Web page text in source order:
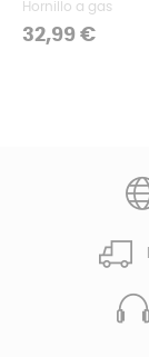
Hornillo a gas
Precio
32,99 €